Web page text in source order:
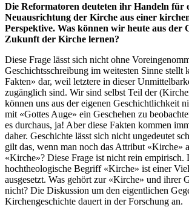
Die Reformatoren deuteten ihr Handeln für
Neuausrichtung der Kirche aus einer
Perspektive. Was können wir heute aus der
Zukunft der Kirche lernen?
Diese Frage lässt sich nicht ohne
Geschichtsschreibung im weitesten Sinne stellt
Fakten» dar, weil letztere in dieser
zugänglich sind. Wir sind selbst Teil der
können uns aus der eigenen Geschichtlichkeit
mit «Gottes Auge» ein Geschehen zu
es durchaus, ja! Aber diese Fakten kommen
daher. Geschichte lässt sich nicht ungedeutet
gilt das, wenn man noch das Attribut «Kirche»
«Kirche»? Diese Frage ist nicht rein empirisch.
hochtheologische Begriff «Kirche» ist einer
ausgesetzt. Was gehört zur «Kirche» und ihrer
nicht? Die Diskussion um den eigentlichen
Kirchengeschichte dauert in der Forschung an.